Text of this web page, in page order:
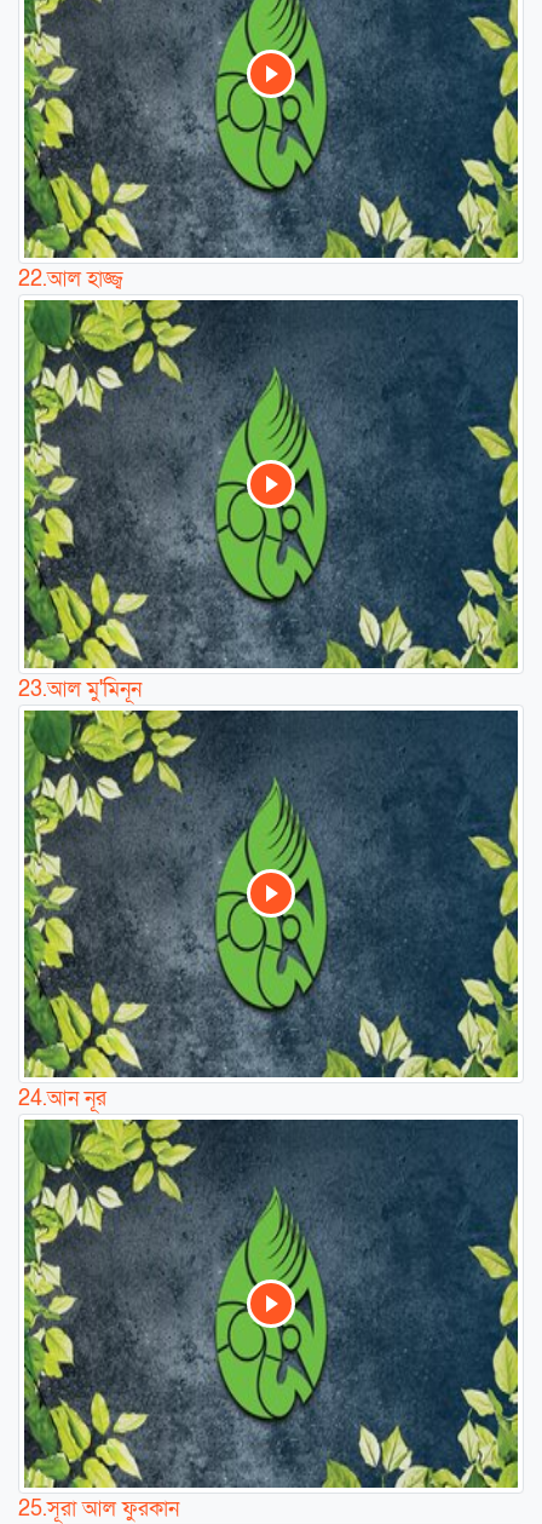
22.আল হাজ্জ্ব
23.আল মু'মিনূন
24.আন নূর
25.সূরা আল ফুরকান